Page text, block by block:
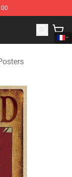
Shop